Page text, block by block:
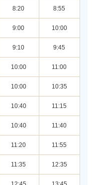
8:20 8:55
9:00 10:00
9:10 9:45
10:00 11:00
10:00 10:35
10:40 11:15
10:40 11:40
11:20 11:55
11:35 12:35